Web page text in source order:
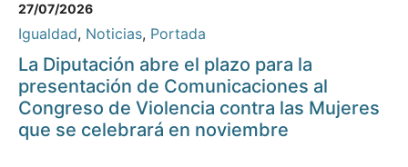
27/07/2026
Igualdad, Noticias, Portada
La Diputación abre el plazo para la
presentación de Comunicaciones al
Congreso de Violencia contra las Mujeres
que se celebrará en noviembre